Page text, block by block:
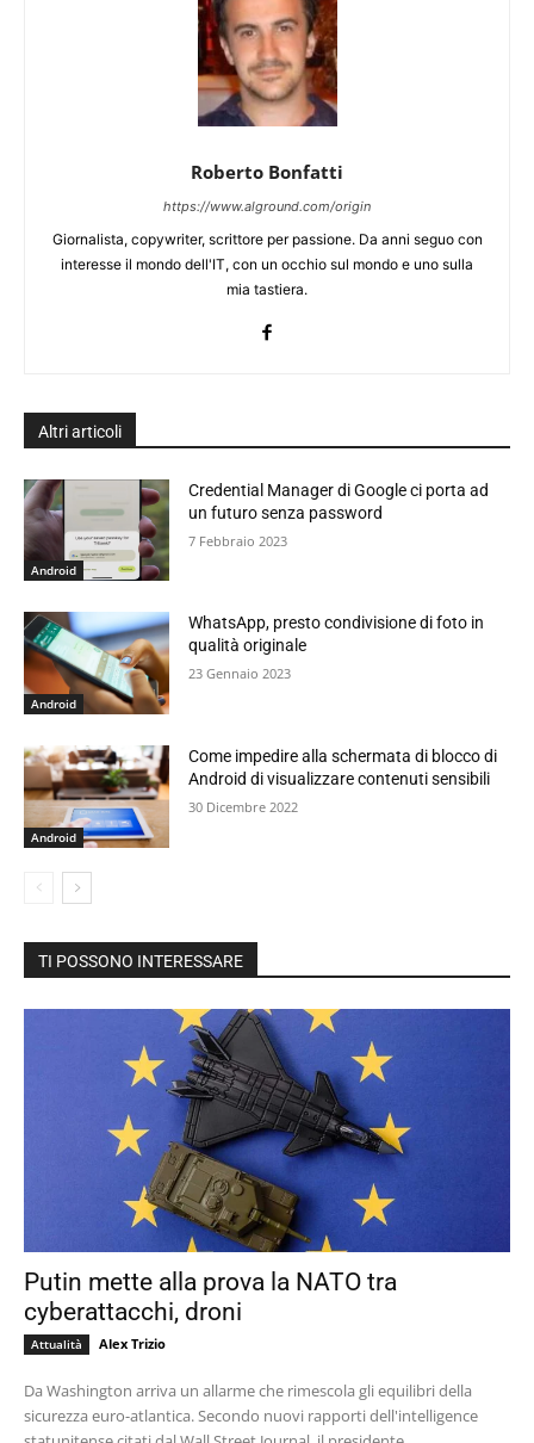
Roberto Bonfatti
https://www.alground.com/origin
Giornalista, copywriter, scrittore per passione. Da anni seguo con
interesse il mondo dell'IT, con un occhio sul mondo e uno sulla
mia tastiera.
Altri articoli
Android
Credential Manager di Google ci porta ad
un futuro senza password
7 Febbraio 2023
Android
WhatsApp, presto condivisione di foto in
qualità originale
23 Gennaio 2023
Android
Come impedire alla schermata di blocco di
Android di visualizzare contenuti sensibili
30 Dicembre 2022
TI POSSONO INTERESSARE
Putin mette alla prova la NATO tra
cyberattacchi, droni
Attualità Alex Trizio
Da Washington arriva un allarme che rimescola gli equilibri della
sicurezza euro-atlantica. Secondo nuovi rapporti dell'intelligence